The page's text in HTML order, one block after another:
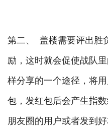
第二、 盖楼需要评出胜
励，这时就会促使战队
样分享的一个途径，将
包，发红包后会产生指
朋友圈的用户或者发到